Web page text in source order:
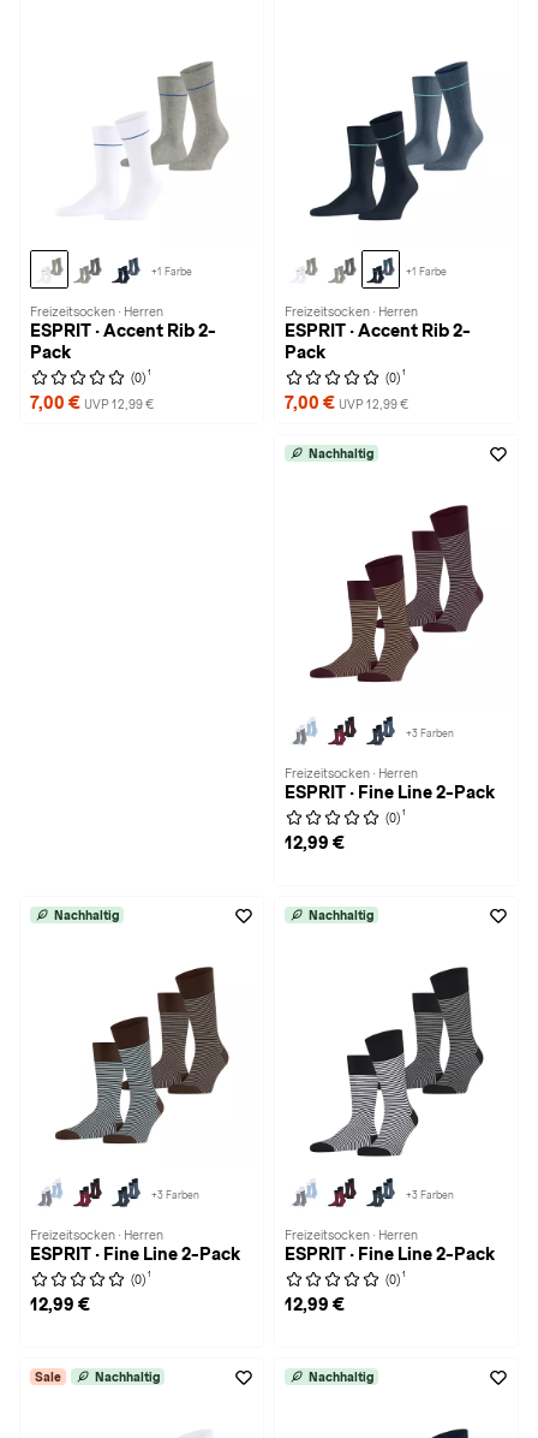
+1 Farbe
Freizeitsocken · Herren
ESPRIT · Accent Rib 2-
Pack
(0) 1
7,00 € UVP 12,99 €
+1 Farbe
Freizeitsocken · Herren
ESPRIT · Accent Rib 2-
Pack
(0) 1
7,00 € UVP 12,99 €
Nachhaltig
+3 Farben
Freizeitsocken · Herren
ESPRIT · Fine Line 2-Pack
(0) 1
12,99 €
Nachhaltig
+3 Farben
Freizeitsocken · Herren
ESPRIT · Fine Line 2-Pack
(0) 1
12,99 €
Nachhaltig
+3 Farben
Freizeitsocken · Herren
ESPRIT · Fine Line 2-Pack
(0) 1
12,99 €
Sale Nachhaltig Nachhaltig